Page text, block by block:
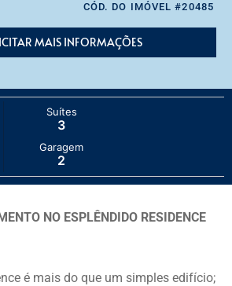
CÓD. DO IMÓVEL #20485
MAIS INFORMAÇÕES
Suítes
3
Garagem
2
NO ESPLÊNDIDO RESIDENCE
é mais do que um simples edifício;